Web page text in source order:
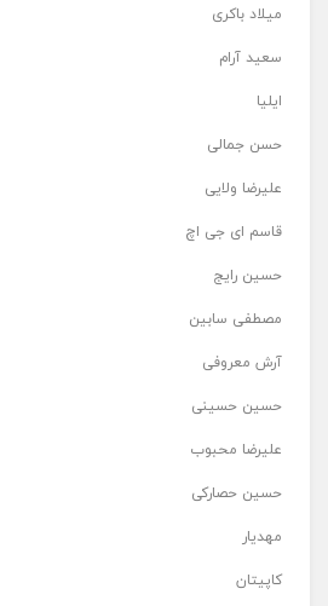
میلاد باکری
سعید آرام
ایلیا
حسن جمالی
علیرضا ولایی
قاسم ای جی اچ
حسین رایج
مصطفی سابین
آرش معروفی
حسین حسینی
علیرضا محبوب
حسین حصارکی
مهدیار
کاپیتان